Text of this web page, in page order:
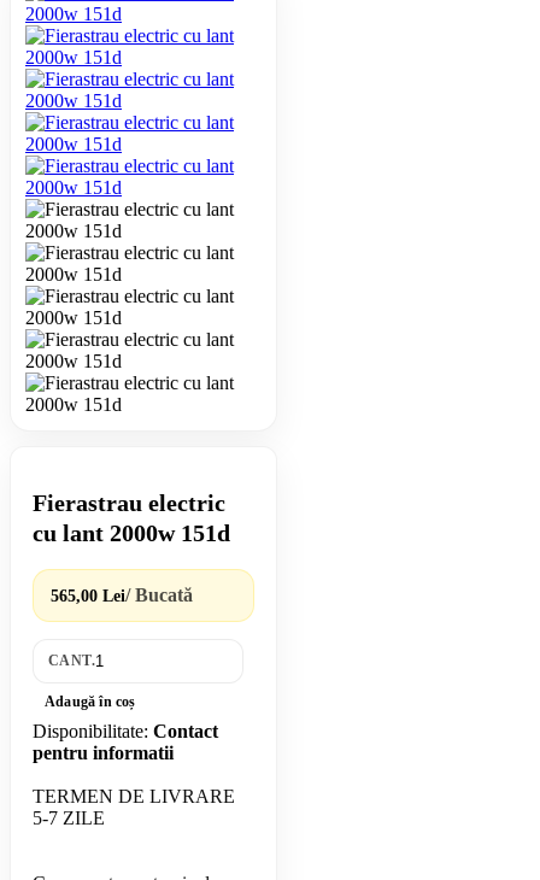
Fierastrau electric
cu lant 2000w 151d
565,00 Lei/ Bucată
CANT.
Adaugă în coș
Disponibilitate: Contact
pentru informatii
TERMEN DE LIVRARE
5-7 ZILE